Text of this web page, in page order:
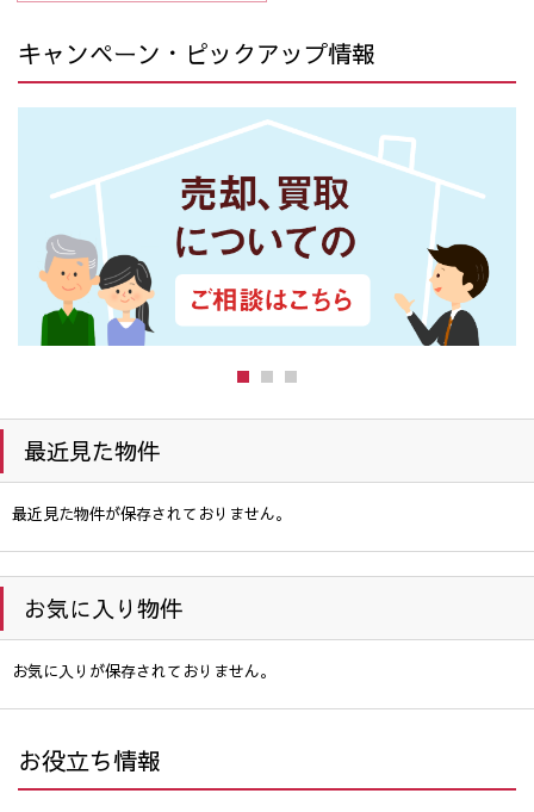
キャンペーン・ピックアップ情報
最近見た物件
最近見た物件が保存されておりません。
お気に入り物件
お気に入りが保存されておりません。
お役立ち情報